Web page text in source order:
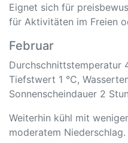
Eignet sich für
für Aktivitäten im Freien
Februar
Durchschnittstemperatur
Tiefstwert 1 °C,
Sonnenscheindauer 2
Weiterhin kühl mit
moderatem Niederschlag.